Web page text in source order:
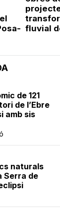
de 121
de l’Ebre
amb sis
naturals
Serra de
fluvial